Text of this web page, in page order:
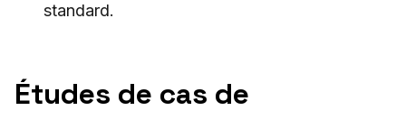
standard.
Études de cas de